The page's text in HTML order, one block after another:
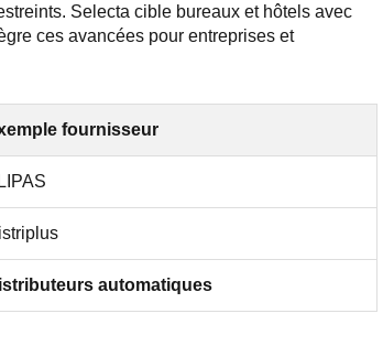
Selecta cible bureaux et hôtels avec
ces avancées pour entreprises et
fournisseur
automatiques